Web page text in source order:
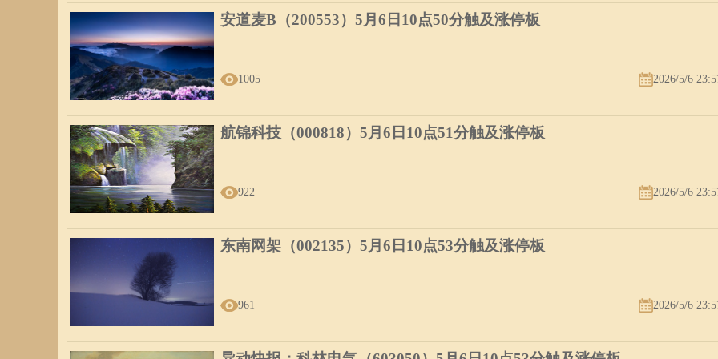
安道麦B（200553）5月6日10点50分触及涨停板
1005 2026/5/6
航锦科技（000818）5月6日10点51分触及涨停板
922 2026/5/6
东南网架（002135）5月6日10点53分触及涨停板
961 2026/5/6